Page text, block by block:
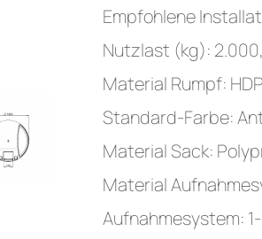
Empfohlene
Nutzlast (kg):
Material Rumpf:
Standard-Farbe:
Material Sack:
Material
Aufnahmesystem: